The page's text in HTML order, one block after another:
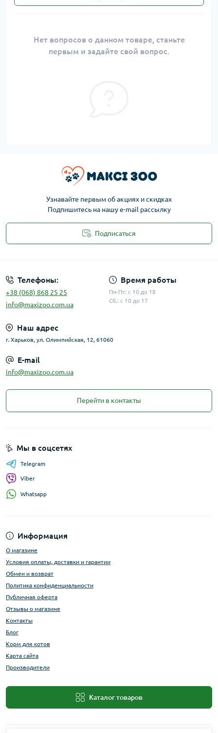
Нет вопросов о данном товаре, станьте
первым и задайте свой вопрос.
Узнавайте первым об акциях и скидках
Подпишитесь на нашу e-mail рассылку
Подписаться
Телефоны:
+38 (068) 868 25 25
info@maxizoo.com.ua
Время работы
Пн-Пт: с 10 до 18
Сб.: с 10 до 17
Наш адрес
г. Харьков, ул. Олимпийская, 12, 61060
E-mail
info@maxizoo.com.ua
Перейти в контакты
Информация
О магазине
Условия оплаты, доставки и гарантии
Обмен и возврат
Политика конфиденциальности
Публичная оферта
Отзывы о магазине
Контакты
Блог
Корм для котов
Карта сайта
Производители
Каталог товаров
Мы в соцсетях
Telegram
Viber
Whatsapp